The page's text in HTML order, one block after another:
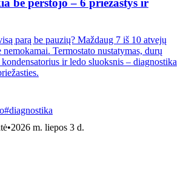
be perstojo – 6 priežastys ir
parą be pauzių? Maždaug 7 iš 10 atvejų
Termostato nustatymas, durų
ir ledo sluoksnis – diagnostika
#diagnostika
•2026 m. liepos 3 d.